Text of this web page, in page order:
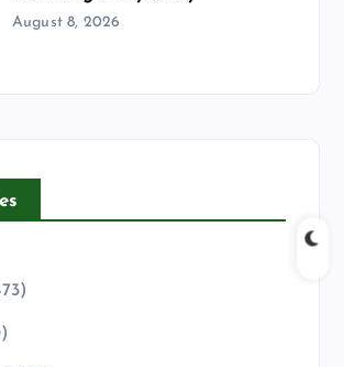
August 8, 2026